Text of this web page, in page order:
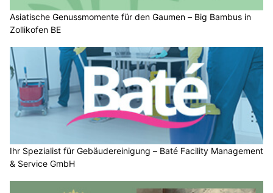
Asiatische Genussmomente für den Gaumen – Big Bambus in
Zollikofen BE
Ihr Spezialist für Gebäudereinigung – Baté Facility Management
& Service GmbH